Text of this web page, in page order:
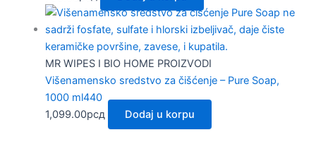
MR WIPES I BIO HOME PROIZVODI
Višenamensko sredstvo za čišćenje – Pure Soap,
1000 ml440
1,099.00рсд Dodaj u korpu